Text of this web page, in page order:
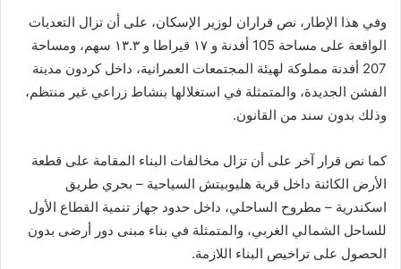
وفي هذا الإطار، نص قراران لوزير الإسكان، على أن تزال التعديات
الواقعة على مساحة 105 أفدنة و ۱۷ قيراطا و ۱۳.۳ سهم، ومساحة
207 أفدنة مملوكة لهيئة المجتمعات العمرانية، داخل كردون مدينة
الفشن الجديدة، والمتمثلة في استغلالها بنشاط زراعي غير منتظم،
وذلك بدون سند من القانون.
كما نص قرار آخر على أن تزال مخالفات البناء المقامة على قطعة
الأرض الكائنة داخل قرية هليوبيتش السياحية – بحري طريق
اسكندرية – مطروح الساحلي، داخل حدود جهاز تنمية القطاع الأول
للساحل الشمالي الغربي، والمتمثلة في بناء مبنى دور أرضى بدون
الحصول على تراخيص البناء اللازمة.